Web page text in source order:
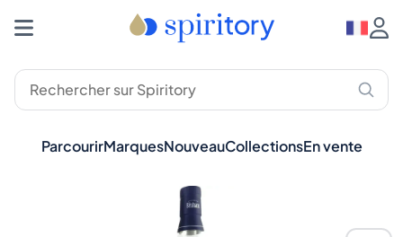
ParcourirMarquesNouveauCollectionsEn vente